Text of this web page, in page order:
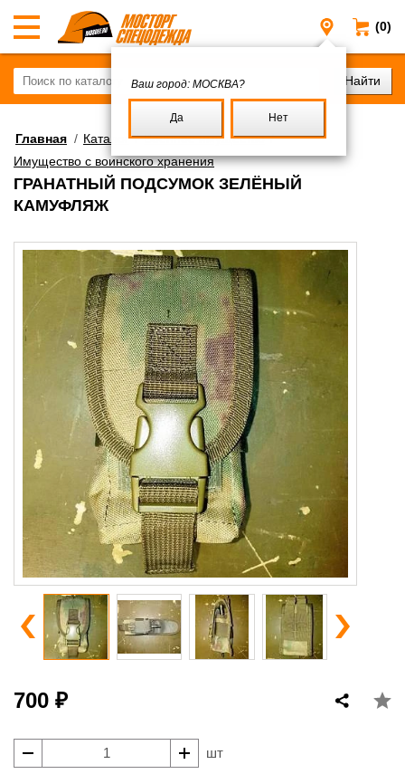
(0)
Москва
Ваш город: МОСКВА?
Да Нет
Главная / Каталог/Военное имущество/
Имущество с воинского хранения
ГРАНАТНЫЙ ПОДСУМОК ЗЕЛЁНЫЙ
КАМУФЛЯЖ
700 ₽
шт